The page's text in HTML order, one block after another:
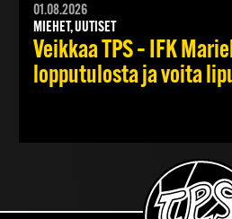
01.08.2026
MIEHET, UUTISET
Veikkaa TPS – IFK
lopputulosta ja voita